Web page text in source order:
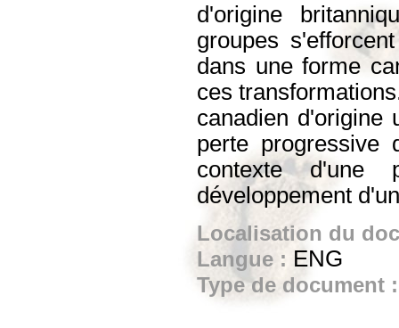
d'origine
groupes
dans une forme
ces
canadien d'origine
perte progressive
contexte d'une
développement
Localisation du
Langue : ENG
Type de document